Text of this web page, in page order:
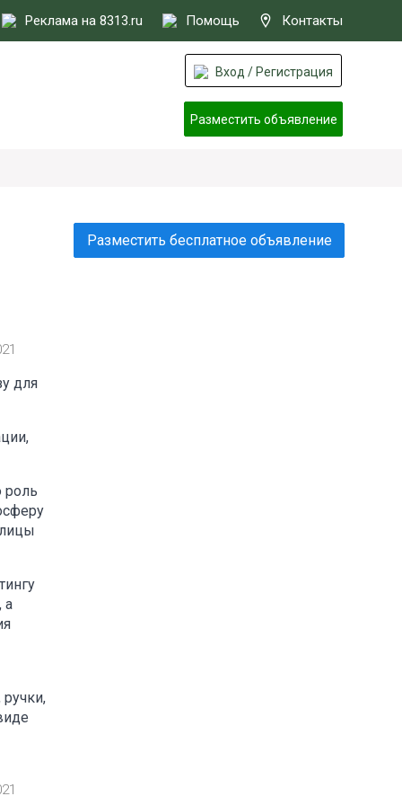
Реклама на 8313.ru Помощь Контакты
Вход / Регистрация
Разместить объявление
для
роль
а
Разместить бесплатное объявление